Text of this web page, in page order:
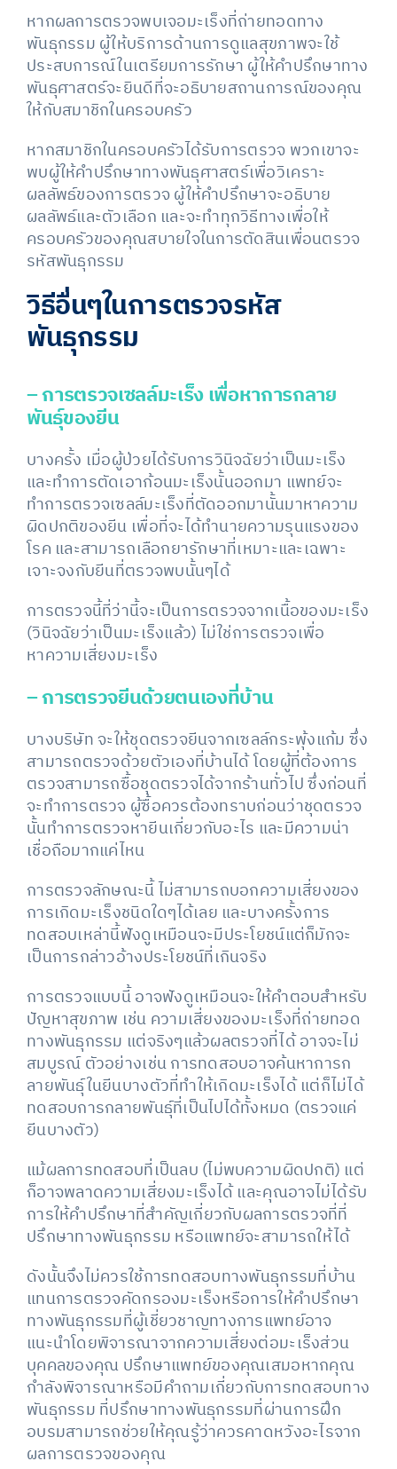
หากผลการตรวจพบเจอมะเร็งที่ถ่ายทอดทาง
พันธุกรรม ผู้ให้บริการด้านการดูแลสุขภาพจะใช้
ประสบการณ์ในเตรียมการรักษา ผู้ให้คำปรึกษาทาง
พันธุศาสตร์จะยินดีที่จะอธิบายสถานการณ์ของคุณ
ให้กับสมาชิกในครอบครัว
หากสมาชิกในครอบครัวได้รับการตรวจ พวกเขาจะ
พบผู้ให้คำปรึกษาทางพันธุศาสตร์เพื่อวิเคราะ
ผลลัพธ์ของการตรวจ ผู้ให้คำปรึกษาจะอธิบาย
ผลลัพธ์และตัวเลือก และจะทำทุกวิธีทางเพื่อให้
ครอบครัวของคุณสบายใจในการตัดสินเพื่อนตรวจ
รหัสพันธุกรรม
วิธีอื่นๆในการตรวจรหัส
พันธุกรรม
– การตรวจเซลล์มะเร็ง เพื่อหาการกลาย
พันธุ์ของยีน
บางครั้ง เมื่อผู้ป่วยได้รับการวินิจฉัยว่าเป็นมะเร็ง
และทำการตัดเอาก้อนมะเร็งนั้นออกมา แพทย์จะ
ทำการตรวจเซลล์มะเร็งที่ตัดออกมานั้นมาหาความ
ผิดปกติของยีน เพื่อที่จะได้ทำนายความรุนแรงของ
โรค และสามารถเลือกยารักษาที่เหมาะและเฉพาะ
เจาะจงกับยีนที่ตรวจพบนั้นๆได้
การตรวจนี้ที่ว่านี้จะเป็นการตรวจจากเนื้อของมะเร็ง
(วินิจฉัยว่าเป็นมะเร็งแล้ว) ไม่ใช่การตรวจเพื่อ
หาความเสี่ยงมะเร็ง
– การตรวจยีนด้วยตนเองที่บ้าน
บางบริษัท จะให้ชุดตรวจยีนจากเซลล์กระพุ้งแก้ม ซึ่ง
สามารถตรวจด้วยตัวเองที่บ้านได้ โดยผู้ที่ต้องการ
ตรวจสามารถซื้อชุดตรวจได้จากร้านทั่วไป ซึ่งก่อนที่
จะทำการตรวจ ผู้ซื้อควรต้องทราบก่อนว่าชุดตรวจ
นั้นทำการตรวจหายีนเกี่ยวกับอะไร และมีความน่า
เชื่อถือมากแค่ไหน
การตรวจลักษณะนี้ ไม่สามารถบอกความเสี่ยงของ
การเกิดมะเร็งชนิดใดๆได้เลย และบางครั้งการ
ทดสอบเหล่านี้ฟังดูเหมือนจะมีประโยชน์แต่ก็มักจะ
เป็นการกล่าวอ้างประโยชน์ที่เกินจริง
การตรวจแบบนี้ อาจฟังดูเหมือนจะให้คำตอบสำหรับ
ปัญหาสุขภาพ เช่น ความเสี่ยงของมะเร็งที่ถ่ายทอด
ทางพันธุกรรม แต่จริงๆแล้วผลตรวจที่ได้ อาจจะไม่
สมบูรณ์ ตัวอย่างเช่น การทดสอบอาจค้นหาการก
ลายพันธุ์ในยีนบางตัวที่ทำให้เกิดมะเร็งได้ แต่ก็ไม่ได้
ทดสอบการกลายพันธุ์ที่เป็นไปได้ทั้งหมด (ตรวจแค่
ยีนบางตัว)
แม้ผลการทดสอบที่เป็นลบ (ไม่พบความผิดปกติ) แต่
ก็อาจพลาดความเสี่ยงมะเร็งได้ และคุณอาจไม่ได้รับ
การให้คำปรึกษาที่สำคัญเกี่ยวกับผลการตรวจที่ที่
ปรึกษาทางพันธุกรรม หรือแพทย์จะสามารถให้ได้
ดังนั้นจึงไม่ควรใช้การทดสอบทางพันธุกรรมที่บ้าน
แทนการตรวจคัดกรองมะเร็งหรือการให้คำปรึกษา
ทางพันธุกรรมที่ผู้เชี่ยวชาญทางการแพทย์อาจ
แนะนำโดยพิจารณาจากความเสี่ยงต่อมะเร็งส่วน
บุคคลของคุณ ปรึกษาแพทย์ของคุณเสมอหากคุณ
กำลังพิจารณาหรือมีคำถามเกี่ยวกับการทดสอบทาง
พันธุกรรม ที่ปรึกษาทางพันธุกรรมที่ผ่านการฝึก
อบรมสามารถช่วยให้คุณรู้ว่าควรคาดหวังอะไรจาก
ผลการตรวจของคุณ